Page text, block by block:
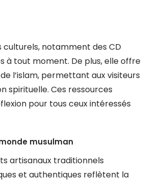
culturels, notamment des CD
à tout moment. De plus, elle offre
l’islam, permettant aux visiteurs
spirituelle. Ces ressources
pour tous ceux intéressés
musulman
artisanaux traditionnels
et authentiques reflètent la